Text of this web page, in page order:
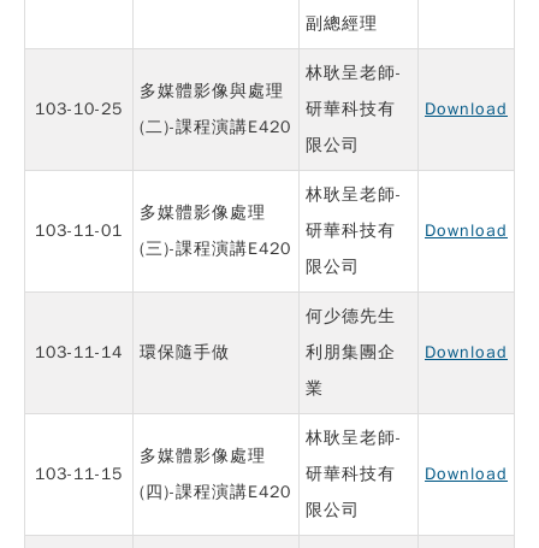
副總經理
103-10-25
多媒體影像與處理
(二)-課程演講E420
林耿呈老師-
研華科技有
限公司
Download
103-11-01
多媒體影像處理
(三)-課程演講E420
林耿呈老師-
研華科技有
限公司
Download
103-11-14 環保隨手做
何少德先生
利朋集團企
業
Download
103-11-15
多媒體影像處理
(四)-課程演講E420
林耿呈老師-
研華科技有
限公司
Download